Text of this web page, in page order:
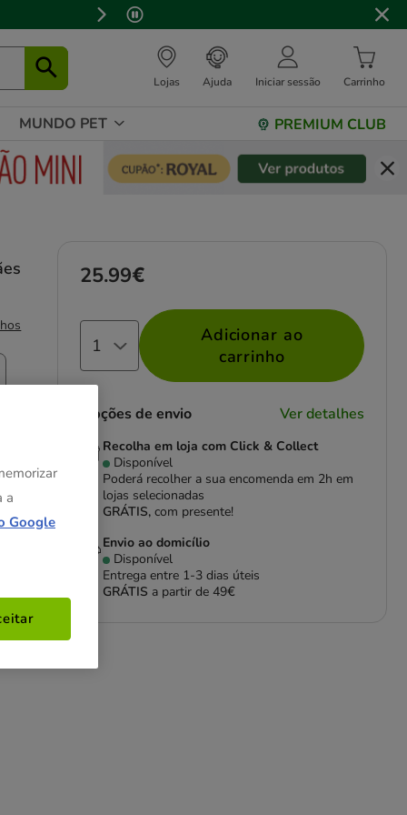
Lojas Ajuda Iniciar sessão Carrinho
MUNDO PET PREMIUM CLUB
Preço 25.99€
25.99€
Adicionar ao
carrinho
Opções de envio Ver detalhes
Recolha em loja com Click & Collect
Disponível
Poderá recolher a sua encomenda em 2h em
lojas selecionadas
GRÁTIS,com presente!
Envio ao domicílio
Disponível
Entrega entre 1-3 dias úteis
GRÁTIS a partir de 49€
a
Google